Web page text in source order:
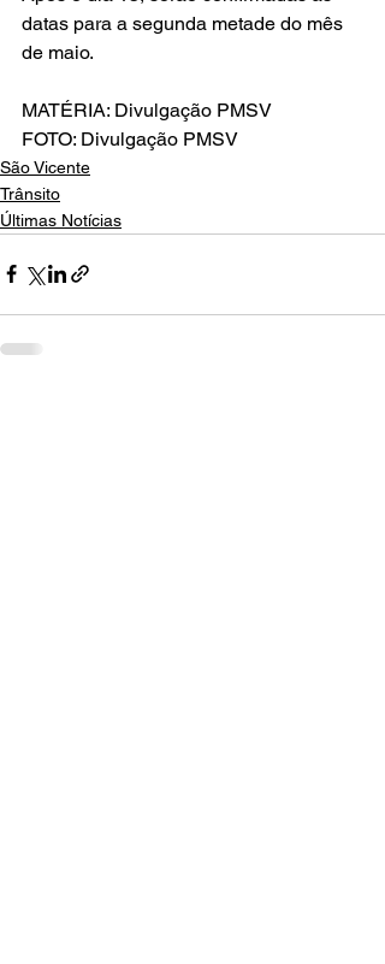
datas para a segunda metade do mês
de maio.
MATÉRIA: Divulgação PMSV
FOTO: Divulgação PMSV
São Vicente
Trânsito
Últimas Notícias